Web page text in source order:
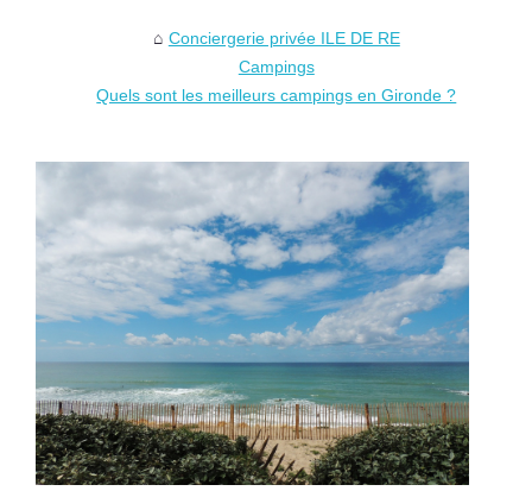
Conciergerie privée ILE DE RE
Campings
Quels sont les meilleurs campings en Gironde ?